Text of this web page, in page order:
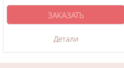
Детали
ЗАКАЗАТЬ